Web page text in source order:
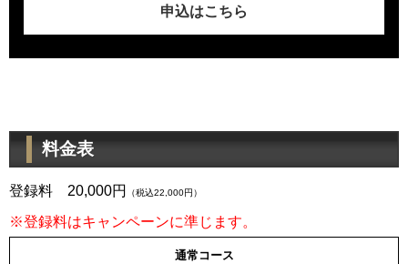
申込はこちら
料金表
登録料 20,000円 （税込22,000円）
※登録料はキャンペーンに準じます。
通常コース